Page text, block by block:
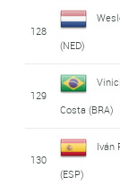
128
(NED)
129
Costa (BRA)
130
Iván
(ESP)